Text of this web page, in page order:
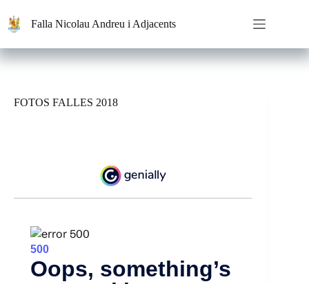
contenido
Falla Nicolau Andreu i Adjacents
FOTOS FALLES 2018